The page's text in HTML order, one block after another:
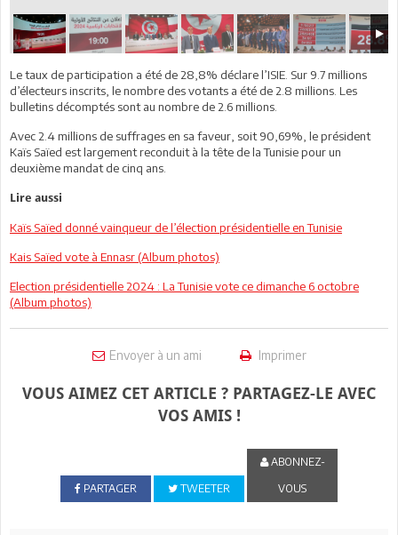
Le taux de participation a été de 28,8% déclare l’ISIE. Sur 9.7 millions
d’électeurs inscrits, le nombre des votants a été de 2.8 millions. Les
bulletins décomptés sont au nombre de 2.6 millions.
Avec 2.4 millions de suffrages en sa faveur, soit 90,69%, le président
Kaïs Saïed est largement reconduit à la tête de la Tunisie pour un
deuxième mandat de cinq ans.
Lire aussi
Kaïs Saïed donné vainqueur de l’élection présidentielle en Tunisie
Kais Saïed vote à Ennasr (Album photos)
Election présidentielle 2024 : La Tunisie vote ce dimanche 6 octobre
(Album photos)
Envoyer à un ami Imprimer
VOUS AIMEZ CET ARTICLE ? PARTAGEZ-LE AVEC
VOS AMIS !
PARTAGER TWEETER
ABONNEZ-
VOUS